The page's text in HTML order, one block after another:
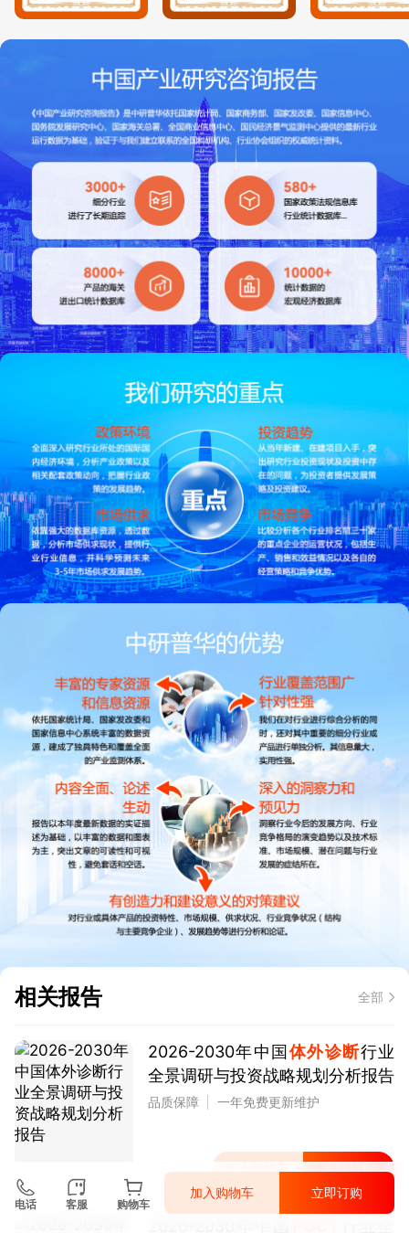
相关报告 全部
2026-2030年中国 体外诊断行业
全景调研与投资战略规划分析报告
品质保障 一年免费更新维护
电话 客服 购物车
加入购物车 立即订购